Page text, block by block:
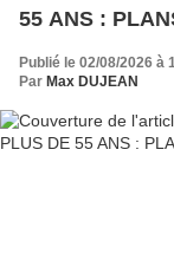
55 ANS :
Publié le 02/08/2026 à
Par Max DUJEAN